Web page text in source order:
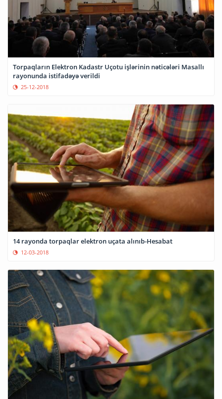
Torpaqların Elektron Kadastr Uçotu işlərinin nəticələri Masallı
rayonunda istifadəyə verildi
25-12-2018
14 rayonda torpaqlar elektron uçata alınıb-Hesabat
12-03-2018